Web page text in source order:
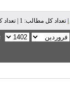
| تعداد کل مطالب: 1 | تعداد کل بازدید های مطالب: 1,833 |